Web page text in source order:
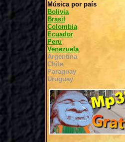
Música por país
Bolivia
Brasil
Colombia
Ecuador
Peru
Venezuela
Argentina
Chile
Paraguay
Uruguay